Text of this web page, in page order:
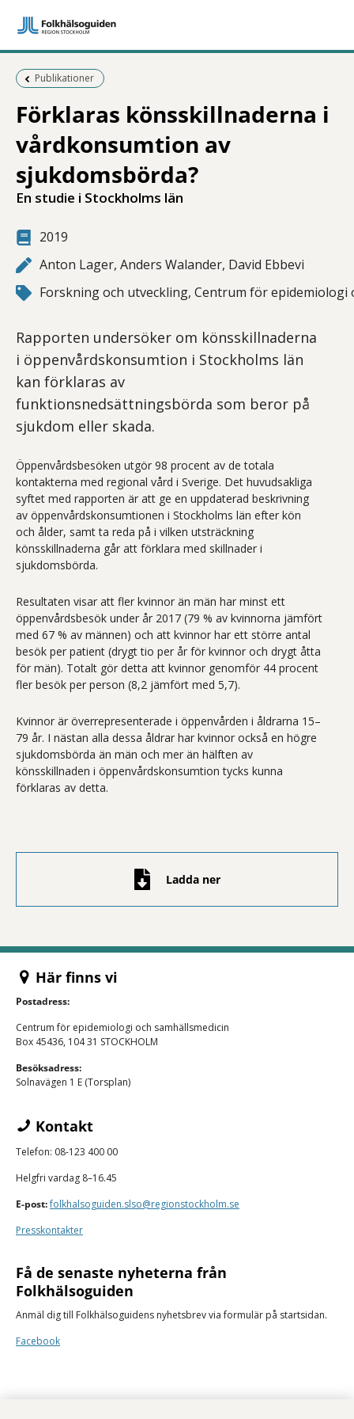
Föregående sida:
Publikationer
Förklaras könsskillnaderna i
vårdkonsumtion av
sjukdomsbörda?
En studie i Stockholms län
2019
Anton Lager, Anders Walander, David Ebbevi
Forskning och utveckling, Centrum för epidemiologi
Rapporten undersöker om könsskillnaderna
i öppenvårdskonsumtion i Stockholms län
kan förklaras av
funktionsnedsättningsbörda som beror på
sjukdom eller skada.
Öppenvårdsbesöken utgör 98 procent av de totala
kontakterna med regional vård i Sverige. Det huvudsakliga
syftet med rapporten är att ge en uppdaterad beskrivning
av öppenvårdskonsumtionen i Stockholms län efter kön
och ålder, samt ta reda på i vilken utsträckning
könsskillnaderna går att förklara med skillnader i
sjukdomsbörda.
Resultaten visar att fler kvinnor än män har minst ett
öppenvårdsbesök under år 2017 (79 % av kvinnorna jämfört
med 67 % av männen) och att kvinnor har ett större antal
besök per patient (drygt tio per år för kvinnor och drygt åtta
för män). Totalt gör detta att kvinnor genomför 44 procent
fler besök per person (8,2 jämfört med 5,7).
Kvinnor är överrepresenterade i öppenvården i åldrarna 15–
79 år. I nästan alla dessa åldrar har kvinnor också en högre
sjukdomsbörda än män och mer än hälften av
könsskillnaden i öppenvårdskonsumtion tycks kunna
förklaras av detta.
Ladda ner
Här finns vi
Postadress:
Centrum för epidemiologi och samhällsmedicin
Box 45436, 104 31 STOCKHOLM
Besöksadress:
Solnavägen 1 E (Torsplan)
Kontakt
Telefon: 08-123 400 00
Helgfri vardag 8–16.45
E-post:folkhalsoguiden.slso@regionstockholm.se
Presskontakter
Få de senaste nyheterna från
Folkhälsoguiden
Anmäl dig till Folkhälsoguidens nyhetsbrev via formulär på startsidan.
Facebook